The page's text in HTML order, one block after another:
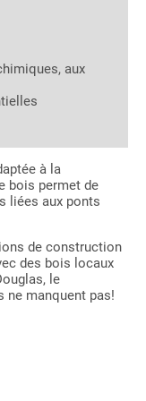
aux
à la
bois permet de
liées aux ponts
de construction
des bois locaux
le
ne manquent pas!